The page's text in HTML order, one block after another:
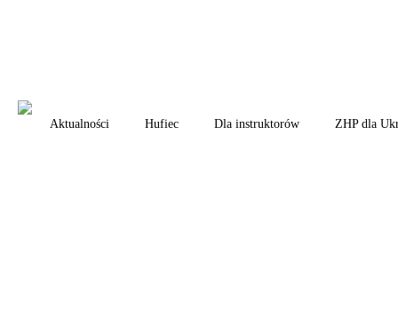
Aktualności Hufiec Dla instruktorów ZHP dla